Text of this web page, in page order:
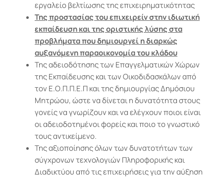
εργαλείο βελτίωσης της επιχειρηματικότητας
Της προστασίας του επιχειρείν στην ιδιωτική
εκπαίδευση και της οριστικής λύσης στα
προβλήματα που δημιουργεί η διαρκώς
αυξανόμενη παραοικονομία του κλάδου
Της αδειοδότησης των Επαγγελματικών Χώρων
της Εκπαίδευσης και των Οικοδιδασκάλων από
τον Ε.Ο.Π.Π.Ε.Π και της δημιουργίας Δημόσιου
Μητρώου, ώστε να δίνεται η δυνατότητα στους
γονείς να γνωρίζουν και να ελέγχουν ποιοι είναι
οι αδειοδοτημένοι φορείς και ποιο το γνωστικό
τους αντικείμενο.
Της αξιοποίησης όλων των δυνατοτήτων των
σύγχρονων τεχνολογιών Πληροφορικής και
Διαδικτύου από τις επιχειρήσεις για την αύξηση